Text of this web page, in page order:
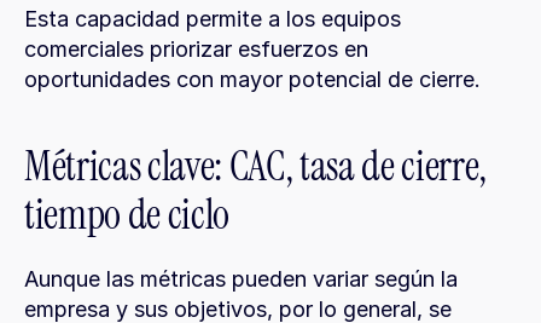
Esta capacidad permite a los equipos
comerciales priorizar esfuerzos en
oportunidades con mayor potencial de cierre.
Métricas clave: CAC, tasa de cierre,
tiempo de ciclo
Aunque las métricas pueden variar según la
empresa y sus objetivos, por lo general, se